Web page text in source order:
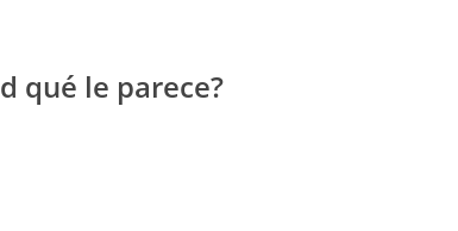
qué le parece?